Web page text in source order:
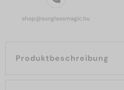
shop@sunglassmagic.hu
Produktbeschreibung